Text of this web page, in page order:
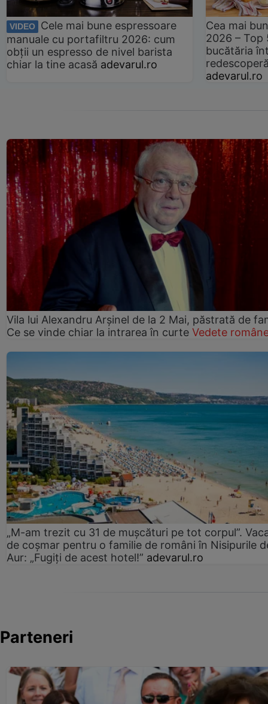
VIDEO
Cele mai bune espressoare
manuale cu portafiltru 2026: cum
obții un espresso de nivel barista
chiar la tine acasă adevarul.ro
Cea mai
2026 –
bucătăria
adevarul.ro
Vila lui Alexandru Arșinel de la 2 Mai, păstrată de
Ce se vinde chiar la intrarea în curte Vedete
„M-am trezit cu 31 de mușcături pe tot corpul”.
de coșmar pentru o familie de români în Nisipurile
Aur: „Fugiți de acest hotel!” adevarul.ro
Parteneri